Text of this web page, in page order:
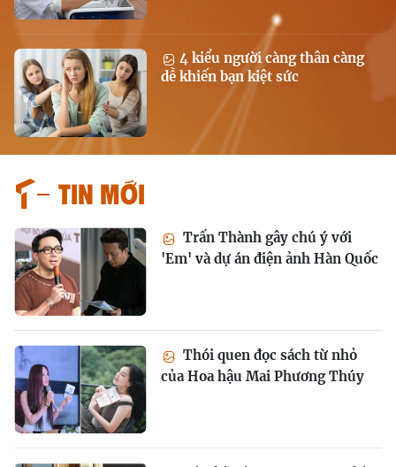
4 kiểu người càng thân càng
dễ khiến bạn kiệt sức
Tin mới
Trấn Thành gây chú ý với
'Em' và dự án điện ảnh Hàn Quốc
Thói quen đọc sách từ nhỏ
của Hoa hậu Mai Phương Thúy